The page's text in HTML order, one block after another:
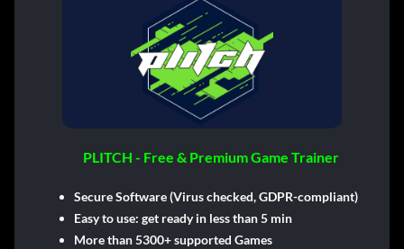
PLITCH - Free & Premium Game Trainer
Secure Software (Virus checked, GDPR-compliant)
Easy to use: get ready in less than 5 min
More than 5300+ supported Games